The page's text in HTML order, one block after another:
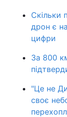
Скільки
дрон є
цифри
За 800
"Це не
своє